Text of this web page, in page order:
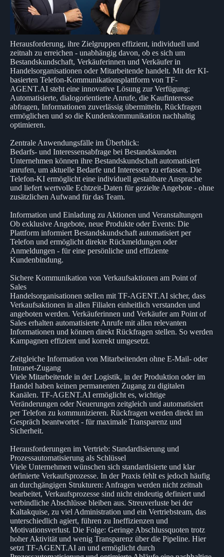
Herausforderung, ihre Zielgruppen effizient, individuell und
zeitnah zu erreichen - unabhängig davon, ob es sich um
Bestandskundschaft, Verkäuferinnen und Verkäufer in
Handelsorganisationen oder Mitarbeitende handelt. Mit der KI-
basierten Telefon-Kommunikationsplattform von TF-
AGENT.AI steht eine innovative Lösung zur Verfügung:
Automatisierte, dialogorientierte Anrufe, die Kaufinteresse
abfragen, Informationen zuverlässig übermitteln, Rückfragen
ermöglichen und so die Kundenkommunikation nachhaltig
optimieren.
Zentrale Anwendungsfälle im Überblick:
Bedarfs- und Interessensabfrage bei Bestandskunden
Unternehmen können ihre Bestandskundschaft automatisiert
anrufen, um aktuelle Bedarfe und Interessen zu erfassen. Die
Telefon-KI ermöglicht eine individuell gestaltbare Ansprache
und liefert wertvolle Echtzeit-Daten für gezielte Angebote - ohne
zusätzlichen Aufwand für das Team.
Information und Einladung zu Aktionen und Veranstaltungen
Ob exklusive Angebote, neue Produkte oder Events: Die
Plattform informiert Bestandskundschaft automatisiert per
Telefon und ermöglicht direkte Rückmeldungen oder
Anmeldungen - für eine persönliche und effiziente
Kundenbindung.
Sichere Kommunikation von Verkaufsaktionen am Point of
Sales
Handelsorganisationen stellen mit TF-AGENT.AI sicher, dass
Verkaufsaktionen in allen Filialen einheitlich verstanden und
angeboten werden. Verkäuferinnen und Verkäufer am Point of
Sales erhalten automatisierte Anrufe mit allen relevanten
Informationen und können direkt Rückfragen stellen. So werden
Kampagnen effizient und korrekt umgesetzt.
Zeitgleiche Information von Mitarbeitenden ohne E-Mail- oder
Intranet-Zugang
Viele Mitarbeitende in der Logistik, in der Produktion oder im
Handel haben keinen permanenten Zugang zu digitalen
Kanälen. TF-AGENT.AI ermöglicht es, wichtige
Veränderungen oder Neuerungen zeitgleich und automatisiert
per Telefon zu kommunizieren. Rückfragen werden direkt im
Gespräch beantwortet - für maximale Transparenz und
Sicherheit.
Herausforderungen im Vertrieb: Standardisierung und
Prozessautomatisierung als Schlüssel
Viele Unternehmen wünschen sich standardisierte und klar
definierte Verkaufsprozesse. In der Praxis fehlt es jedoch häufig
an durchgängigen Strukturen: Anfragen werden nicht zeitnah
bearbeitet, Verkaufsprozesse sind nicht eindeutig definiert und
verbindliche Abschlüsse bleiben aus. Streuverluste bei der
Kaltakquise, zu viel Administration und ein Vertriebsteam, das
unterschiedlich agiert, führen zu Ineffizienzen und
Motivationsverlust. Die Folge: Geringe Abschlussquoten trotz
hoher Aktivität und wenig Transparenz über die Pipeline. Hier
setzt TF-AGENT.AI an und ermöglicht durch